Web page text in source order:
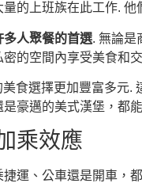
的上班族在此工作.
多人聚餐的首選. 無論是
的空間內享受美食和
食選擇更加豐富多元
豪邁的美式漢堡，都
乘效應
運、公車還是開車，